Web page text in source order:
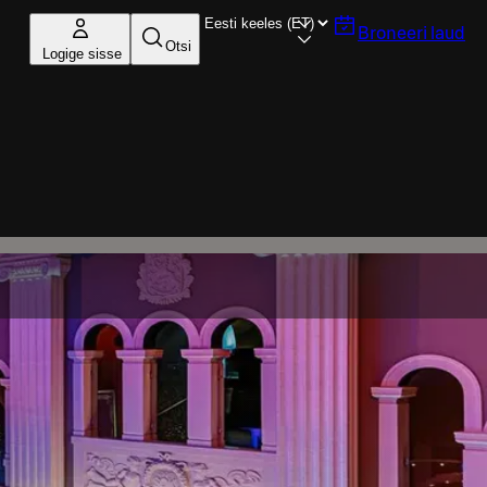
Logige sisse Otsi
Broneeri laud